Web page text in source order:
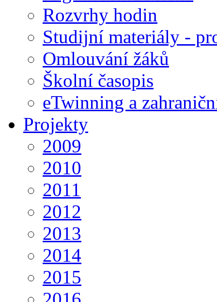
Rozvrhy hodin
Studijní materiály -
Omlouvání žáků
Školní časopis
eTwinning a
Projekty
2009
2010
2011
2012
2013
2014
2015